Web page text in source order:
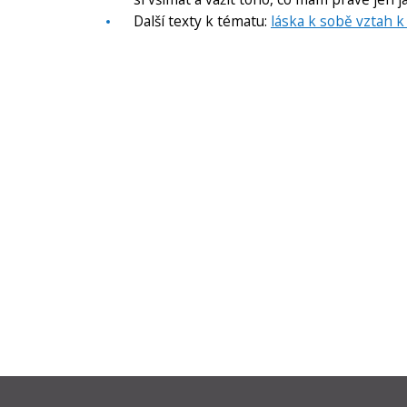
Další texty k tématu: láska k sobě vztah